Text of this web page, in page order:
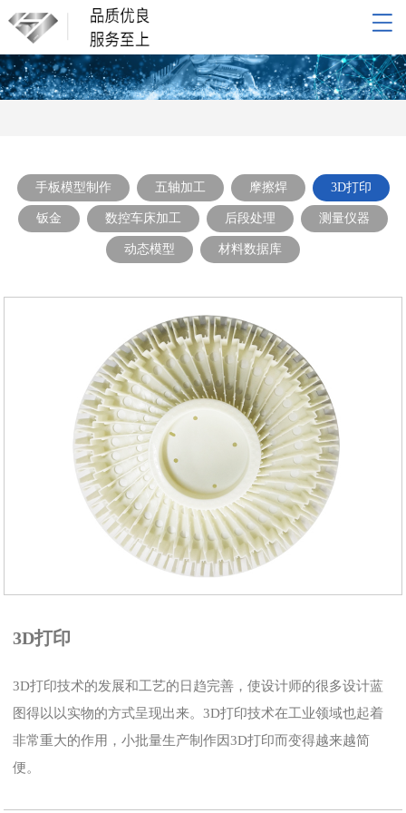
网站导航
网站首页
关于我们
联系我们
手板模型制作 五轴加工 摩擦焊 3D打印
钣金 数控车床加工 后段处理 测量仪器
动态模型 材料数据库
​3D打印
3D打印技术的发展和工艺的日趋完善，使设计师的很多设计蓝
图得以以实物的方式呈现出来。3D打印技术在工业领域也起着
非常重大的作用，小批量生产制作因3D打印而变得越来越简
便。